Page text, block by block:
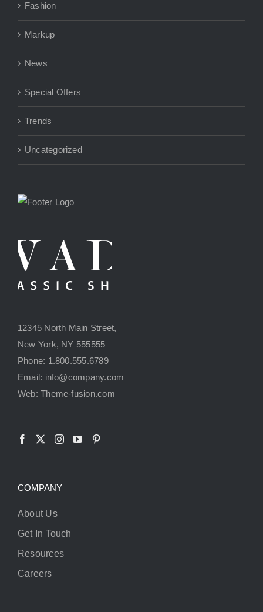
Fashion
Markup
News
Special Offers
Trends
Uncategorized
12345 North Main Street,
New York, NY 555555
Phone: 1.800.555.6789
Email: info@company.com
Web: Theme-fusion.com
COMPANY
About Us
Get In Touch
Resources
Careers